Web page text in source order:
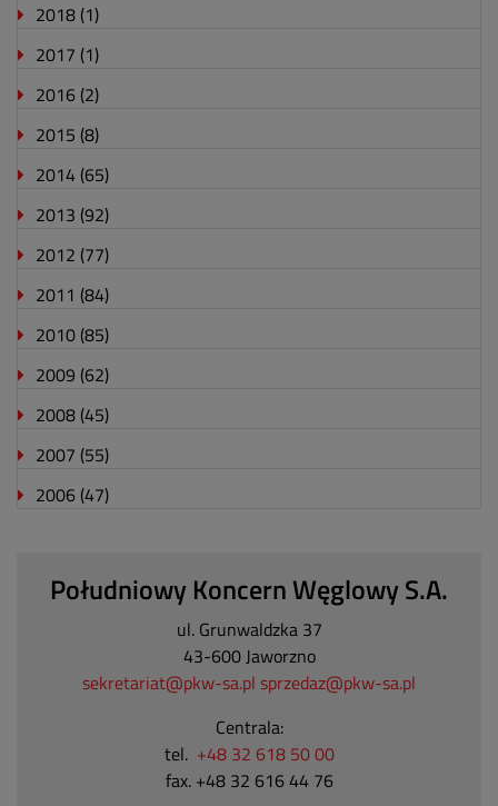
2018 (1)
2017 (1)
2016 (2)
2015 (8)
2014 (65)
2013 (92)
2012 (77)
2011 (84)
2010 (85)
2009 (62)
2008 (45)
2007 (55)
2006 (47)
Południowy Koncern Węglowy S.A.
ul. Grunwaldzka 37
43-600 Jaworzno
sekretariat@pkw-sa.pl sprzedaz@pkw-sa.pl
Centrala:
tel. +48 32 618 50 00
fax. +48 32 616 44 76